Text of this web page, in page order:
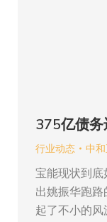
375亿债务
行业动态 中
宝能现状到底
出姚振华跑路
起了不小的